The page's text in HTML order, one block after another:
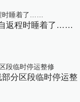
返程时睡着了……
分区段临时停运整